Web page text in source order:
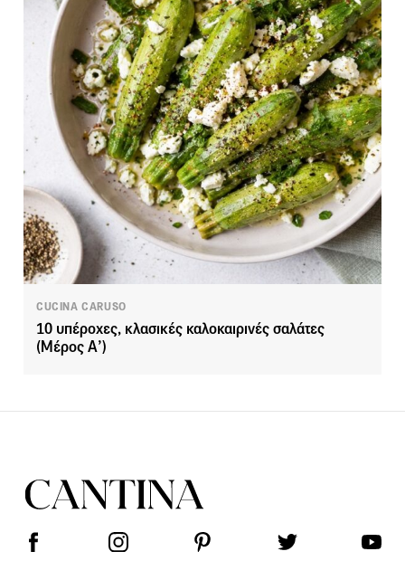
CUCINA CARUSO
10 υπέροχες, κλασικές καλοκαιρινές σαλάτες
(Μέρος Α’)